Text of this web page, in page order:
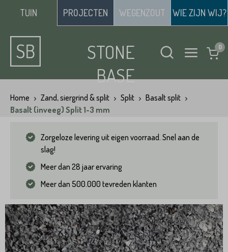
TUIN PROJECTEN WEGENZOUT WIE ZIJN WIJ?
STONE
BASE
Home Zand, siergrind & split Split
Basalt split
Basalt (inveeg) Split 1-3 mm
Zorgeloze levering uit eigen voorraad. Snel aan de
slag!
Meer dan 28 jaar ervaring
Meer dan 500.000 tevreden klanten